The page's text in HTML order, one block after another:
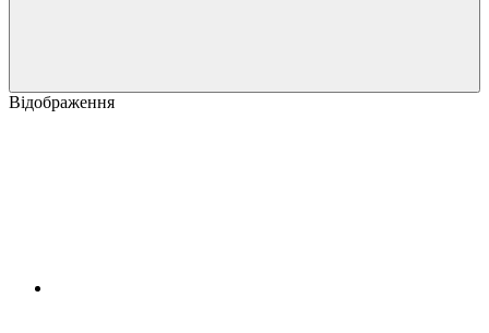
Відображення